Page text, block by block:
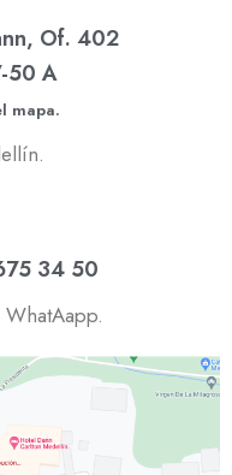
Of. 402
50 A
mapa.
34 50